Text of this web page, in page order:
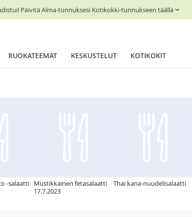
Päivitä Alma-tunnuksesi Kotikokki-tunnukseen täällä
RUOKATEEMAT KESKUSTELUT KOTIKOKIT
-salaatti Mustikkainen fetasalaatti
17.7.2023
Thai kana-nuudelisalaatti